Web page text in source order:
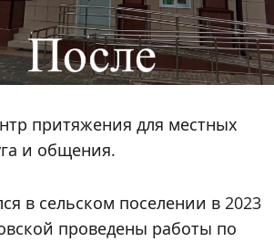
притяжения для местных
и общения.
в сельском поселении в 2023
проведены работы по